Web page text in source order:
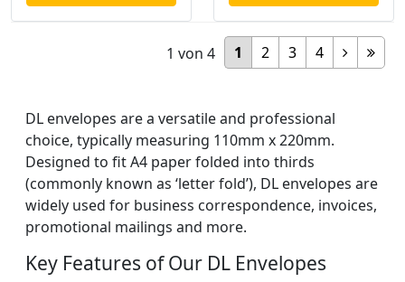
1 2 3 4
1 von 4
DL envelopes are a versatile and professional
choice, typically measuring 110mm x 220mm.
Designed to fit A4 paper folded into thirds
(commonly known as ‘letter fold’), DL envelopes are
widely used for business correspondence, invoices,
promotional mailings and more.
Key Features of Our DL Envelopes